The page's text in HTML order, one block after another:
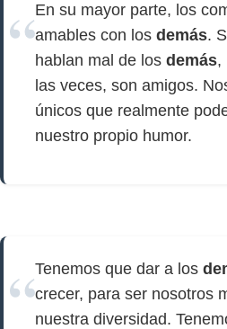
En su mayor parte, los
amables con los demás.
hablan mal de los demás,
las veces, son amigos.
únicos que realmente
nuestro propio humor.
Tenemos que dar a los
crecer, para ser nosotros
nuestra diversidad.